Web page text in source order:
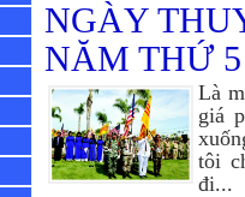
NGÀY
NĂM THỨ 5
Là
giá
tôi